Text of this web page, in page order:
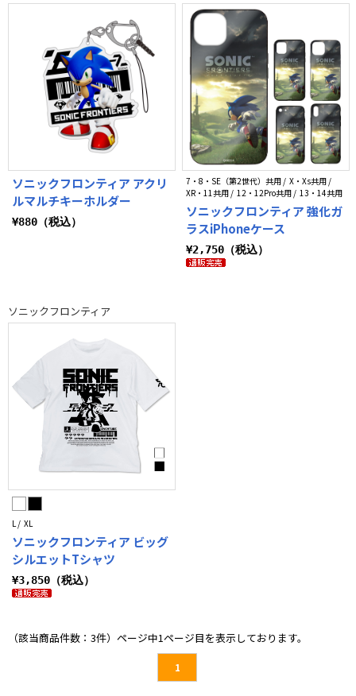
ソニックフロンティア アクリ
ルマルチキーホルダー
¥880（税込）
7・8・SE（第2世代）共用 / X・Xs共用 /
XR・11共用 / 12・12Pro共用 / 13・14共用
ソニックフロンティア 強化ガ
ラスiPhoneケース
¥2,750（税込）
ソニックフロンティア
L / XL
ソニックフロンティア ビッグ
シルエットTシャツ
¥3,850（税込）
（該当商品件数：3件）ページ中1ページ目を表示しております。
1